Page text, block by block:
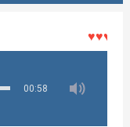
♥♥♥着メ
00:58